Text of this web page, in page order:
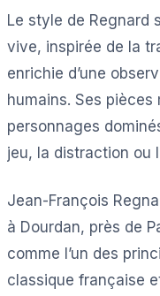
Le style de Regnard
vive, inspirée de la
enrichie d’une
humains. Ses
personnages
jeu, la distraction ou
Jean-François
à Dourdan, près de
comme l’un des
classique française